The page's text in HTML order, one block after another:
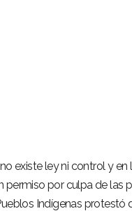
existe ley ni control y
permiso por culpa de las
Indígenas